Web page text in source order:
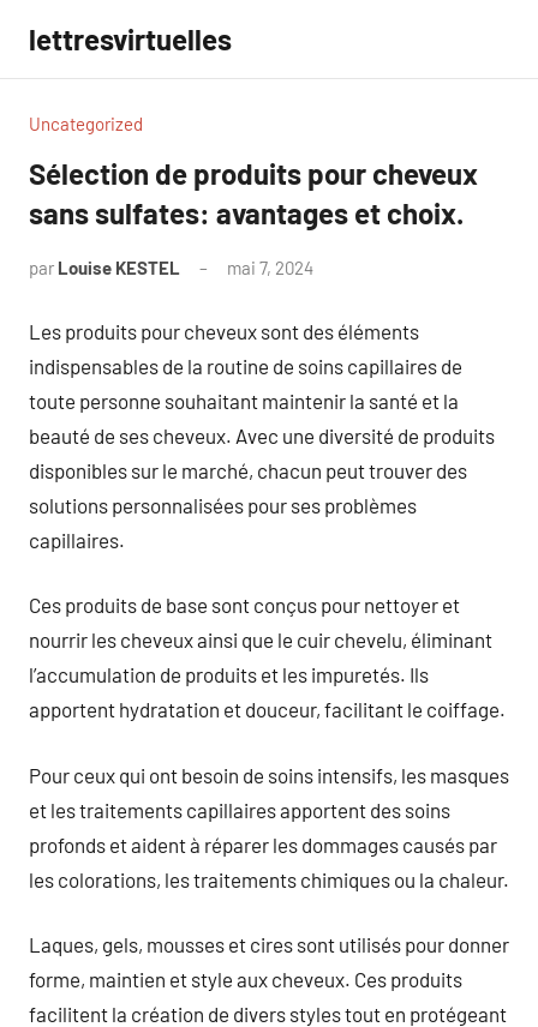
contenu
lettresvirtuelles
Uncategorized
Sélection de produits pour cheveux
sans sulfates: avantages et choix.
par Louise KESTEL mai 7, 2024
Les produits pour cheveux sont des éléments
indispensables de la routine de soins capillaires de
toute personne souhaitant maintenir la santé et la
beauté de ses cheveux. Avec une diversité de produits
disponibles sur le marché, chacun peut trouver des
solutions personnalisées pour ses problèmes
capillaires.
Ces produits de base sont conçus pour nettoyer et
nourrir les cheveux ainsi que le cuir chevelu, éliminant
l’accumulation de produits et les impuretés. Ils
apportent hydratation et douceur, facilitant le coiffage.
Pour ceux qui ont besoin de soins intensifs, les masques
et les traitements capillaires apportent des soins
profonds et aident à réparer les dommages causés par
les colorations, les traitements chimiques ou la chaleur.
Laques, gels, mousses et cires sont utilisés pour donner
forme, maintien et style aux cheveux. Ces produits
facilitent la création de divers styles tout en protégeant